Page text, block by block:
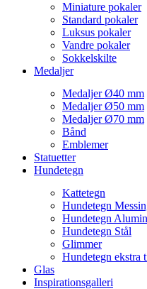
Miniature pokaler
Standard pokaler
Luksus pokaler
Vandre pokaler
Sokkelskilte
Medaljer
Medaljer Ø40 mm
Medaljer Ø50 mm
Medaljer Ø70 mm
Bånd
Emblemer
Statuetter
Hundetegn
Kattetegn
Hundetegn
Hundetegn
Hundetegn Stål
Glimmer
Hundetegn ekstra
Glas
Inspirationsgalleri